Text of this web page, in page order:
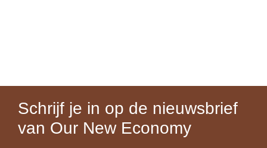
Schrijf je in op de nieuwsbrief
van Our New Economy